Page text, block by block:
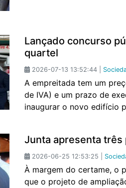
Lançado concurso
quartel
2026-07-13 13:52:44 |
A empreitada tem um
de IVA) e um prazo de
inaugurar o novo edifício
Junta apresenta três
2026-06-25 12:53:25 |
À margem do certame, o
que o projeto de